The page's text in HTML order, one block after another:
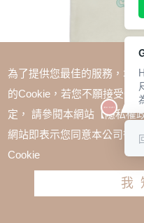
Care Bears-溫柔小羊印
為了提供您最佳的服務，本
的Cookie，若您不願接受
定， 請參閱本網站【隱私權
網站即表示您同意本公司得
Cookie
我